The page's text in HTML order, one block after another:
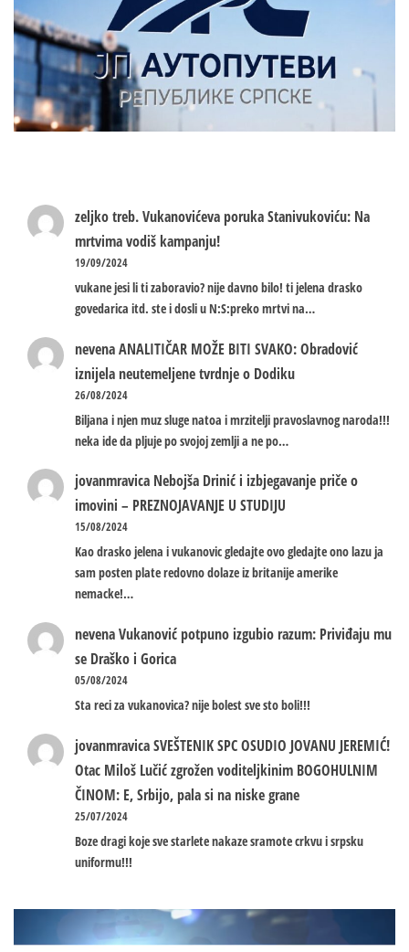
zeljko treb.Vukanovićeva poruka Stanivukoviću: Na
mrtvima vodiš kampanju!
19/09/2024
vukane jesi li ti zaboravio? nije davno bilo! ti jelena drasko
govedarica itd. ste i dosli u N:S:preko mrtvi na…
nevenaANALITIČAR MOŽE BITI SVAKO: Obradović
iznijela neutemeljene tvrdnje o Dodiku
26/08/2024
Biljana i njen muz sluge natoa i mrzitelji pravoslavnog naroda!!!
neka ide da pljuje po svojoj zemlji a ne po…
jovanmravica Nebojša Drinić i izbjegavanje priče o
imovini – PREZNOJAVANJE U STUDIJU
15/08/2024
Kao drasko jelena i vukanovic gledajte ovo gledajte ono lazu ja
sam posten plate redovno dolaze iz britanije amerike
nemacke!…
nevenaVukanović potpuno izgubio razum: Priviđaju mu
se Draško i Gorica
05/08/2024
Sta reci za vukanovica? nije bolest sve sto boli!!!
jovanmravicaSVEŠTENIK SPC OSUDIO JOVANU JEREMIĆ!
Otac Miloš Lučić zgrožen voditeljkinim BOGOHULNIM
ČINOM: E, Srbijo, pala si na niske grane
25/07/2024
Boze dragi koje sve starlete nakaze sramote crkvu i srpsku
uniformu!!!